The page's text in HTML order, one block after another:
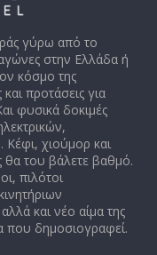
γύρω από το
στην Ελλάδα ή
κόσμο της
προτάσεις για
φυσικά δοκιμές
Κέφι, χιούμορ και
θα του βάλετε βαθμό.
πιλότοι
και νέο αίμα της
που δημοσιογραφεί.